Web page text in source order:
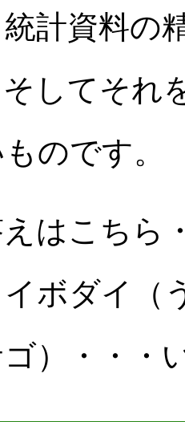
計資料の
してそれ
のです。
はこちら
ボダイ（
）・・・